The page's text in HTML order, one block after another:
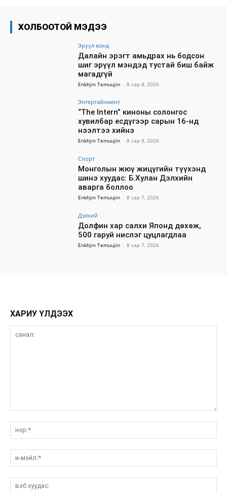
ХОЛБООТОЙ МЭДЭЭ
Эрүүл мэнд
Далайн эрэгт амьдрах нь бодсон
шиг эрүүл мэндэд тустай биш байж
магадгүй
Enkhjin Temuujin - 8 сар 8, 2026
Энтертайнмент
“The Intern” киноны солонгос
хувилбар есдүгээр сарын 16-нд
нээлтээ хийнэ
Enkhjin Temuujin - 8 сар 8, 2026
Спорт
Монголын жюү жицүгийн түүхэнд
шинэ хуудас: Б.Хулан Дэлхийн
аварга боллоо
Enkhjin Temuujin - 8 сар 7, 2026
Дэлхий
Долфин хар салхи Японд дөхөж,
500 гаруй нислэг цуцлагдлаа
Enkhjin Temuujin - 8 сар 7, 2026
ХАРИУ ҮЛДЭЭХ